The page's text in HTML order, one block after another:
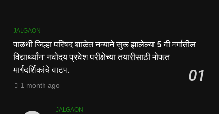
JALGAON
पाळधी जिल्हा परिषद शाळेत नव्याने सुरू झालेल्या 5 वी वर्गातील
विद्यार्थ्यांना नवोदय प्रवेश परीक्षेच्या तयारीसाठी मोफत
मार्गदर्शिकांचे वाटप.
01
1 month ago
JALGAON